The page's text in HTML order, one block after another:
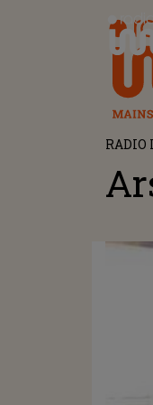
RADIO